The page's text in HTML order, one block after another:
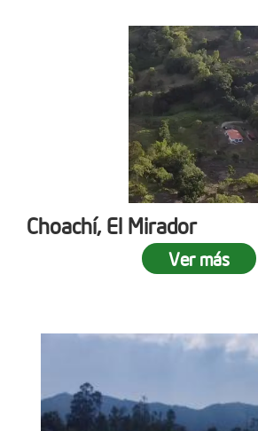
Choachí, El Mirador
Ver más